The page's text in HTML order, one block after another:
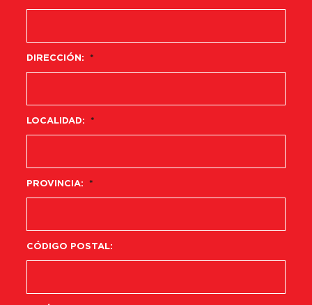
DIRECCIÓN: *
LOCALIDAD: *
PROVINCIA: *
CÓDIGO POSTAL: